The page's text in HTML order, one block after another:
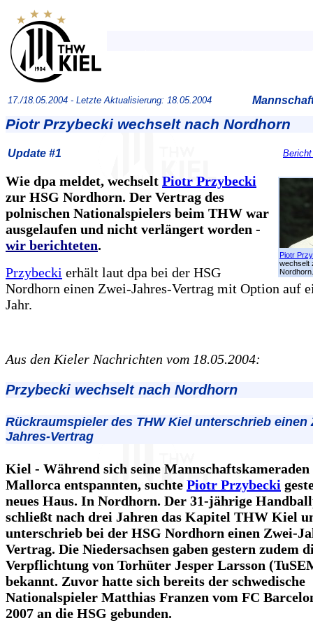
17./18.05.2004 - Letzte Aktualisierung: 18.05.2004
Piotr Przybecki wechselt nach Nordhorn
Update #1
Piotr
wechselt
Nordhorn.
Wie dpa meldet, wechselt Piotr Przybecki
zur HSG Nordhorn. Der Vertrag des
polnischen Nationalspielers beim THW war
ausgelaufen und nicht verlängert worden -
wir berichteten.
Przybecki erhält laut dpa bei der HSG
Nordhorn einen Zwei-Jahres-Vertrag mit Option auf
Jahr.
Aus den Kieler Nachrichten vom 18.05.2004:
Przybecki wechselt nach Nordhorn
Rückraumspieler des THW Kiel unterschrieb einen
Jahres-Vertrag
Kiel - Während sich seine Mannschaftskameraden
Mallorca entspannten, suchte Piotr Przybecki
neues Haus. In Nordhorn. Der 31-jährige
schließt nach drei Jahren das Kapitel THW Kiel
unterschrieb bei der HSG Nordhorn einen Zwei-
Vertrag. Die Niedersachsen gaben gestern zudem
Verpflichtung von Torhüter Jesper Larsson
bekannt. Zuvor hatte sich bereits der schwedische
Nationalspieler Matthias Franzen vom FC
2007 an die HSG gebunden.